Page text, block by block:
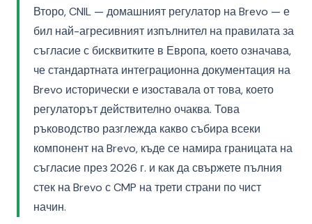
Второ, CNIL — домашният регулатор на Brevo — е
бил най-агресивният изпълнител на правилата за
съгласие с бисквитките в Европа, което означава,
че стандартната интеграционна документация на
Brevo исторически е изоставала от това, което
регулаторът действително очаква. Това
ръководство разглежда какво събира всеки
компонент на Brevo, къде се намира границата на
съгласие през 2026 г. и как да свържете пълния
стек на Brevo с CMP на трети страни по чист
начин.